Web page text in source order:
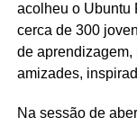
acolheu o Ubuntu
cerca de 300
de
amizades,
Na sessão de